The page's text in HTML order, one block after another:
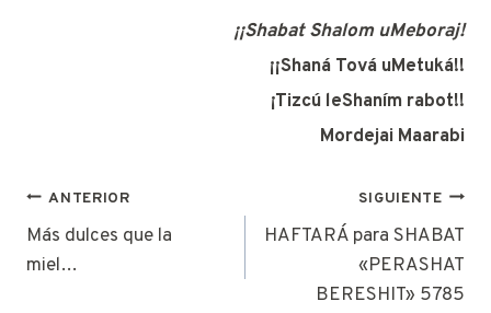
¡¡Shabat Shalom uMeboraj!
¡¡Shaná Tová uMetuká!!
¡Tizcú leShaním rabot!!
Mordejai Maarabi
Navegación
de
entradas
ANTERIOR
Más dulces que la
miel…
SIGUIENTE
HAFTARÁ para SHABAT
«PERASHAT
BERESHIT» 5785